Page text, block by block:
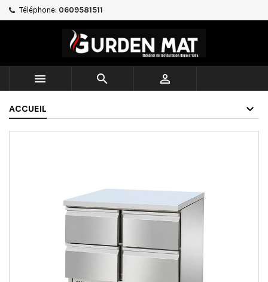
Téléphone: 0609581511
  
ACCUEIL